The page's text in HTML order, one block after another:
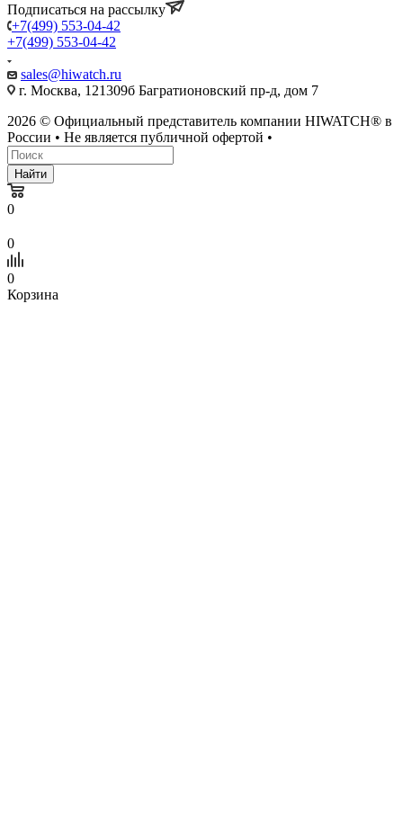
Подписаться на рассылку
+7(499) 553-04-42
+7(499) 553-04-42
sales@hiwatch.ru
г. Москва, 121309б Багратионовский пр-д, дом 7
2026 © Официальный представитель компании HIWATCH® в
России • Не является публичной офертой •
Найти
0
0
0
Корзина